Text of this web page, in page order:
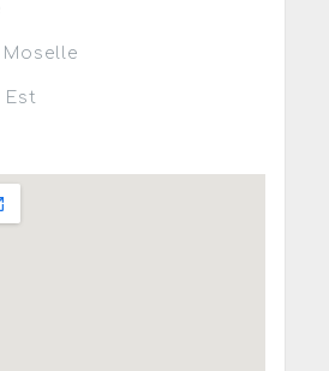
Moselle
Est